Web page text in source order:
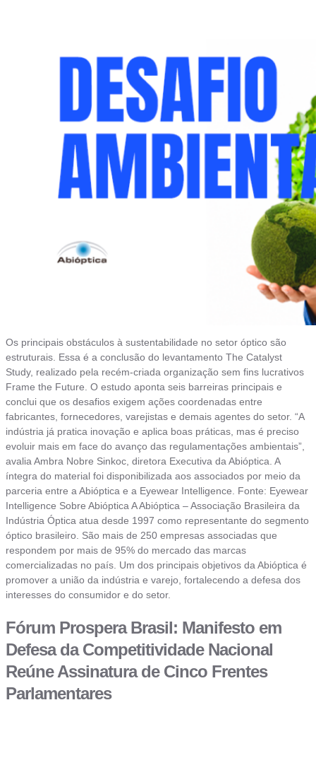
Os principais obstáculos à sustentabilidade no setor óptico são
estruturais. Essa é a conclusão do levantamento The Catalyst
Study, realizado pela recém-criada organização sem fins lucrativos
Frame the Future. O estudo aponta seis barreiras principais e
conclui que os desafios exigem ações coordenadas entre
fabricantes, fornecedores, varejistas e demais agentes do setor. “A
indústria já pratica inovação e aplica boas práticas, mas é preciso
evoluir mais em face do avanço das regulamentações ambientais”,
avalia Ambra Nobre Sinkoc, diretora Executiva da Abióptica. A
íntegra do material foi disponibilizada aos associados por meio da
parceria entre a Abióptica e a Eyewear Intelligence. Fonte: Eyewear
Intelligence Sobre Abióptica A Abióptica – Associação Brasileira da
Indústria Óptica atua desde 1997 como representante do segmento
óptico brasileiro. São mais de 250 empresas associadas que
respondem por mais de 95% do mercado das marcas
comercializadas no país. Um dos principais objetivos da Abióptica é
promover a união da indústria e varejo, fortalecendo a defesa dos
interesses do consumidor e do setor.
Fórum Prospera Brasil: Manifesto em
Defesa da Competitividade Nacional
Reúne Assinatura de Cinco Frentes
Parlamentares